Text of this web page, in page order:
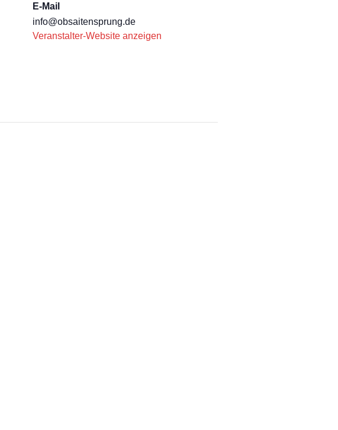
E-Mail
info@obsaitensprung.de
Veranstalter-Website anzeigen